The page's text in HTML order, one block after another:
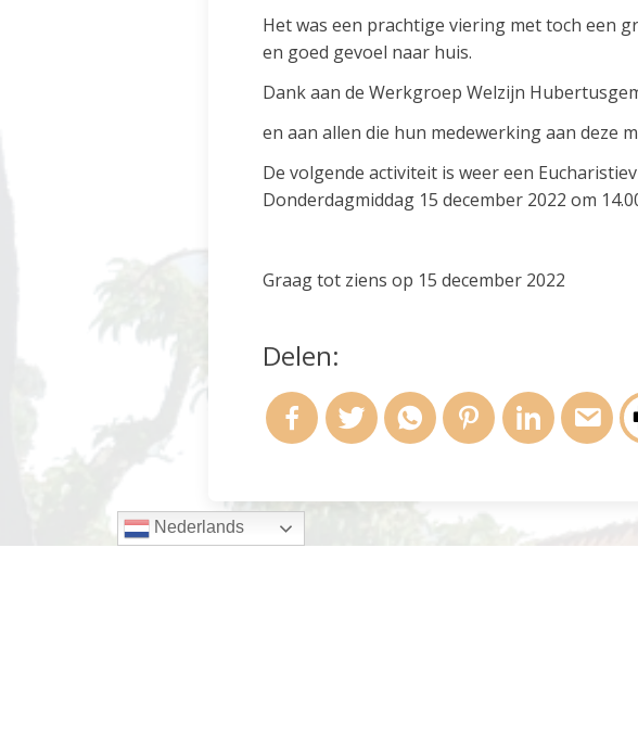
Het was een prachtige viering met toch een
en goed gevoel naar huis.
Dank aan de Werkgroep Welzijn
en aan allen die hun medewerking aan deze
De volgende activiteit is weer een
Donderdagmiddag 15 december 2022 om
Graag tot ziens op 15 december 2022
Delen:
Nederlands